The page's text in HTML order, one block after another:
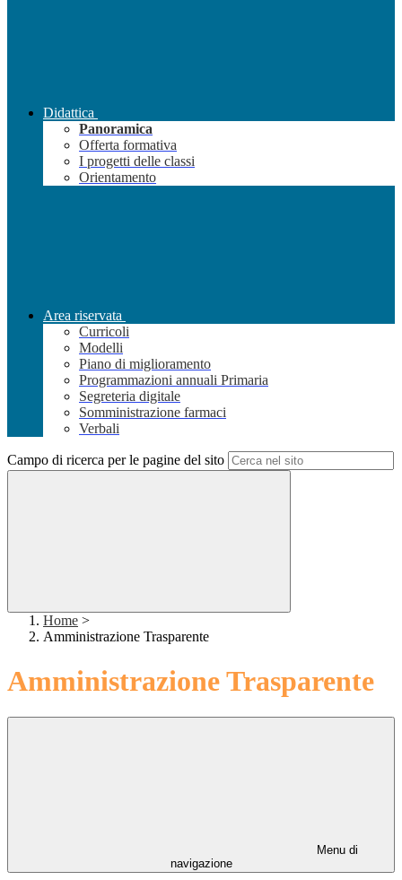
Didattica
Panoramica
Offerta formativa
I progetti delle classi
Orientamento
Area riservata
Curricoli
Modelli
Piano di miglioramento
Programmazioni annuali Primaria
Segreteria digitale
Somministrazione farmaci
Verbali
Campo di ricerca per le pagine del sito
Home >
Amministrazione Trasparente
Amministrazione Trasparente
Menu di
navigazione